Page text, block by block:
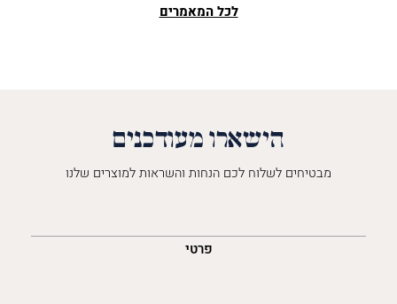
לכל המאמרים
הישארו מעודכנים
מבטיחים לשלוח לכם הנחות והשראות למוצרים שלנו
פרטי